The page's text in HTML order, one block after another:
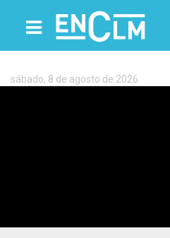
Etiqueta:
Franquismo
Presiona Intro para
sábado, 8 de agosto de 2026